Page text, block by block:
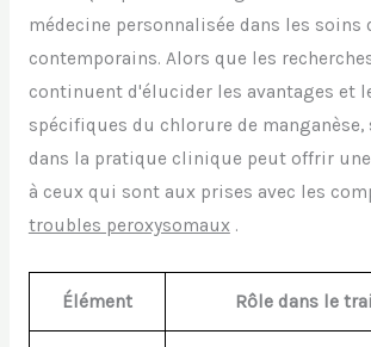
médecine personnalisée dans les soins
contemporains. Alors que les
continuent d'élucider les avantages et
spécifiques du chlorure de
dans la pratique clinique peut offrir
à ceux qui sont aux prises avec les
troubles peroxysomaux.
Élément Rôle dans le